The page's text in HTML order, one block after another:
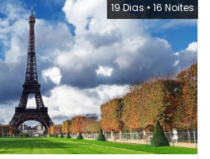
19 Dias • 16 Noites